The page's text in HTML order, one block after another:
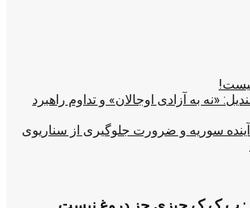
«نه به آزادی اوجالان» و تداوم راهبرد
سوریه و ضرورت جلوگیری از سناریوی